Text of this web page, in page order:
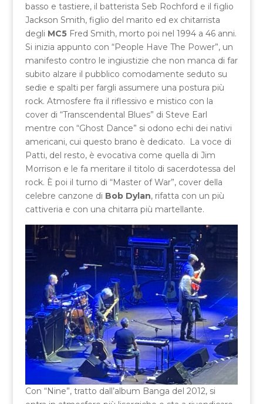
basso e tastiere, il batterista Seb Rochford e il figlio
Jackson Smith, figlio del marito ed ex chitarrista
degli MC5Fred Smith, morto poi nel 1994 a 46 anni.
Si inizia appunto con “People Have The Power”, un
manifesto contro le ingiustizie che non manca di far
subito alzare il pubblico comodamente seduto su
sedie e spalti per fargli assumere una postura più
rock. Atmosfere fra il riflessivo e mistico con la
cover di “Transcendental Blues” di Steve Earl
mentre con “Ghost Dance” si odono echi dei nativi
americani, cui questo brano è dedicato. La voce di
Patti, del resto, è evocativa come quella di Jim
Morrison e le fa meritare il titolo di sacerdotessa del
rock. È poi il turno di “Master of War”, cover della
celebre canzone di Bob Dylan, rifatta con un più
cattiveria e con una chitarra più martellante.
Con “Nine”, tratto dall’album Banga del 2012, si